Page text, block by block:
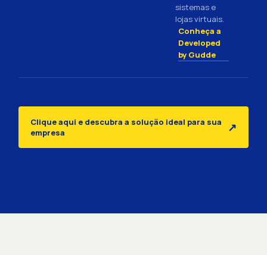
sistemas e
lojas virtuais.
Conheça a
Developed
by Gudde
Clique aqui e descubra a solução ideal para sua
empresa
↗